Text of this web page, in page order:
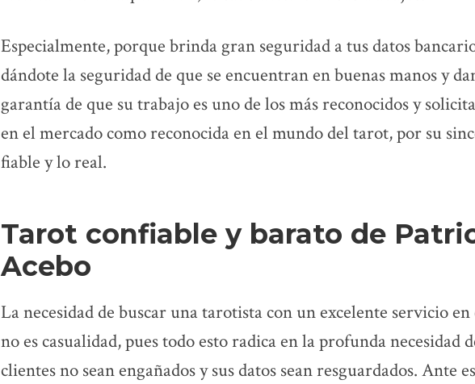
Especialmente, porque brinda gran seguridad a tus datos
dándote la seguridad de que se encuentran en buenas manos y
garantía de que su trabajo es uno de los más reconocidos y
en el mercado como reconocida en el mundo del tarot, por su
fiable y lo real.
Tarot confiable y barato de
Acebo
La necesidad de buscar una tarotista con un excelente servicio
no es casualidad, pues todo esto radica en la profunda necesidad
clientes no sean engañados y sus datos sean resguardados. Ante